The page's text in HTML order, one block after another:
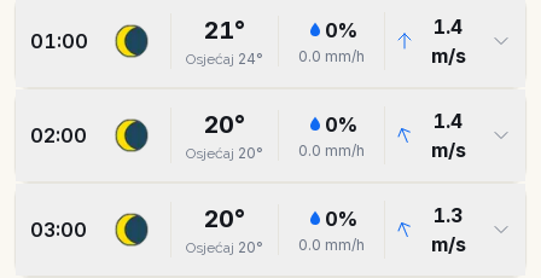
01:00 21°
Osjećaj 24°
0%
0.0 mm/h
1.4
m/s
02:00 20°
Osjećaj 20°
0%
0.0 mm/h
1.4
m/s
03:00 20°
Osjećaj 20°
0%
0.0 mm/h
1.3
m/s